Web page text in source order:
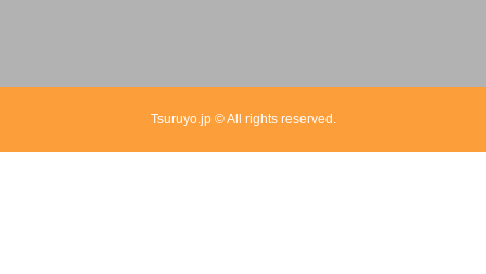
Tsuruyo.jp © All rights reserved.